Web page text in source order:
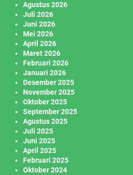
Agustus 2026
Juli 2026
Juni 2026
Mei 2026
April 2026
Maret 2026
Februari 2026
Januari 2026
Desember 2025
November 2025
Oktober 2025
September 2025
Agustus 2025
Juli 2025
Juni 2025
April 2025
Februari 2025
Oktober 2024